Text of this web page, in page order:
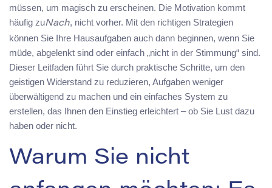
müssen, um magisch zu erscheinen. Die Motivation kommt
häufig zuNach, nicht vorher. Mit den richtigen Strategien
können Sie Ihre Hausaufgaben auch dann beginnen, wenn Sie
müde, abgelenkt sind oder einfach „nicht in der Stimmung“ sind.
Dieser Leitfaden führt Sie durch praktische Schritte, um den
geistigen Widerstand zu reduzieren, Aufgaben weniger
überwältigend zu machen und ein einfaches System zu
erstellen, das Ihnen den Einstieg erleichtert – ob Sie Lust dazu
haben oder nicht.
Warum Sie nicht